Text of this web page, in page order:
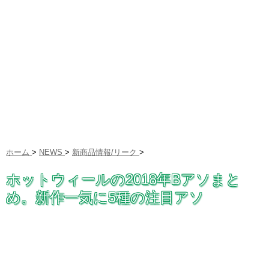
ホーム > NEWS > 新商品情報/リーク >
ホットウィールの2018年Bアソまと
め。新作一気に5種の注目アソ